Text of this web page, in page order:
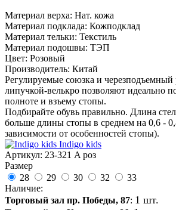
Материал верха: Нат. кожа
Материал подклада: Кожподклад
Материал тельки: Текстиль
Материал подошвы: ТЭП
Цвет: Розовый
Производитель: Китай
Регулируемые союзка и черезподъемный
липучкой-велькро позволяют идеально
полноте и взъему стопы.
Подбирайте обувь правильно. Длина
больше длины стопы в среднем на 0,6 -
зависимости от особенностей стопы).
Indigo kids
Артикул: 23-321 A роз
Размер
28
29 30 32
33
Наличие:
Торговый зал пр. Победы, 87: 1 шт.